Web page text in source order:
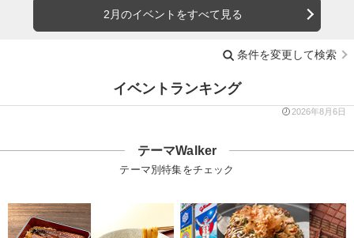
2月のイベントをすべて見る
条件を変更して検索
イベントランキング
2026年8月6日
テーマWalker
テーマ別特集をチェック